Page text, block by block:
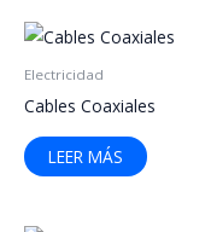
Electricidad
Cables Coaxiales
LEER MÁS